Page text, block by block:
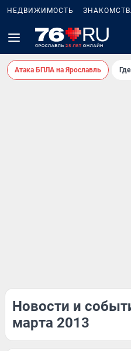
НЕДВИЖИМОСТЬ
Атака БПЛА на Ярославль
Новости и
марта 2013